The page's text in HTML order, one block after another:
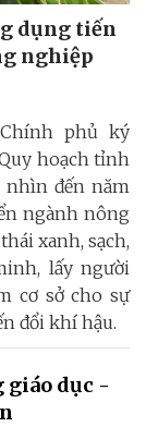
dụng tiến
nghiệp
phủ ký
hoạch tỉnh
nhìn đến năm
ngành nông
xanh, sạch,
lấy người
cơ sở cho sự
đổi khí hậu.
giáo dục -